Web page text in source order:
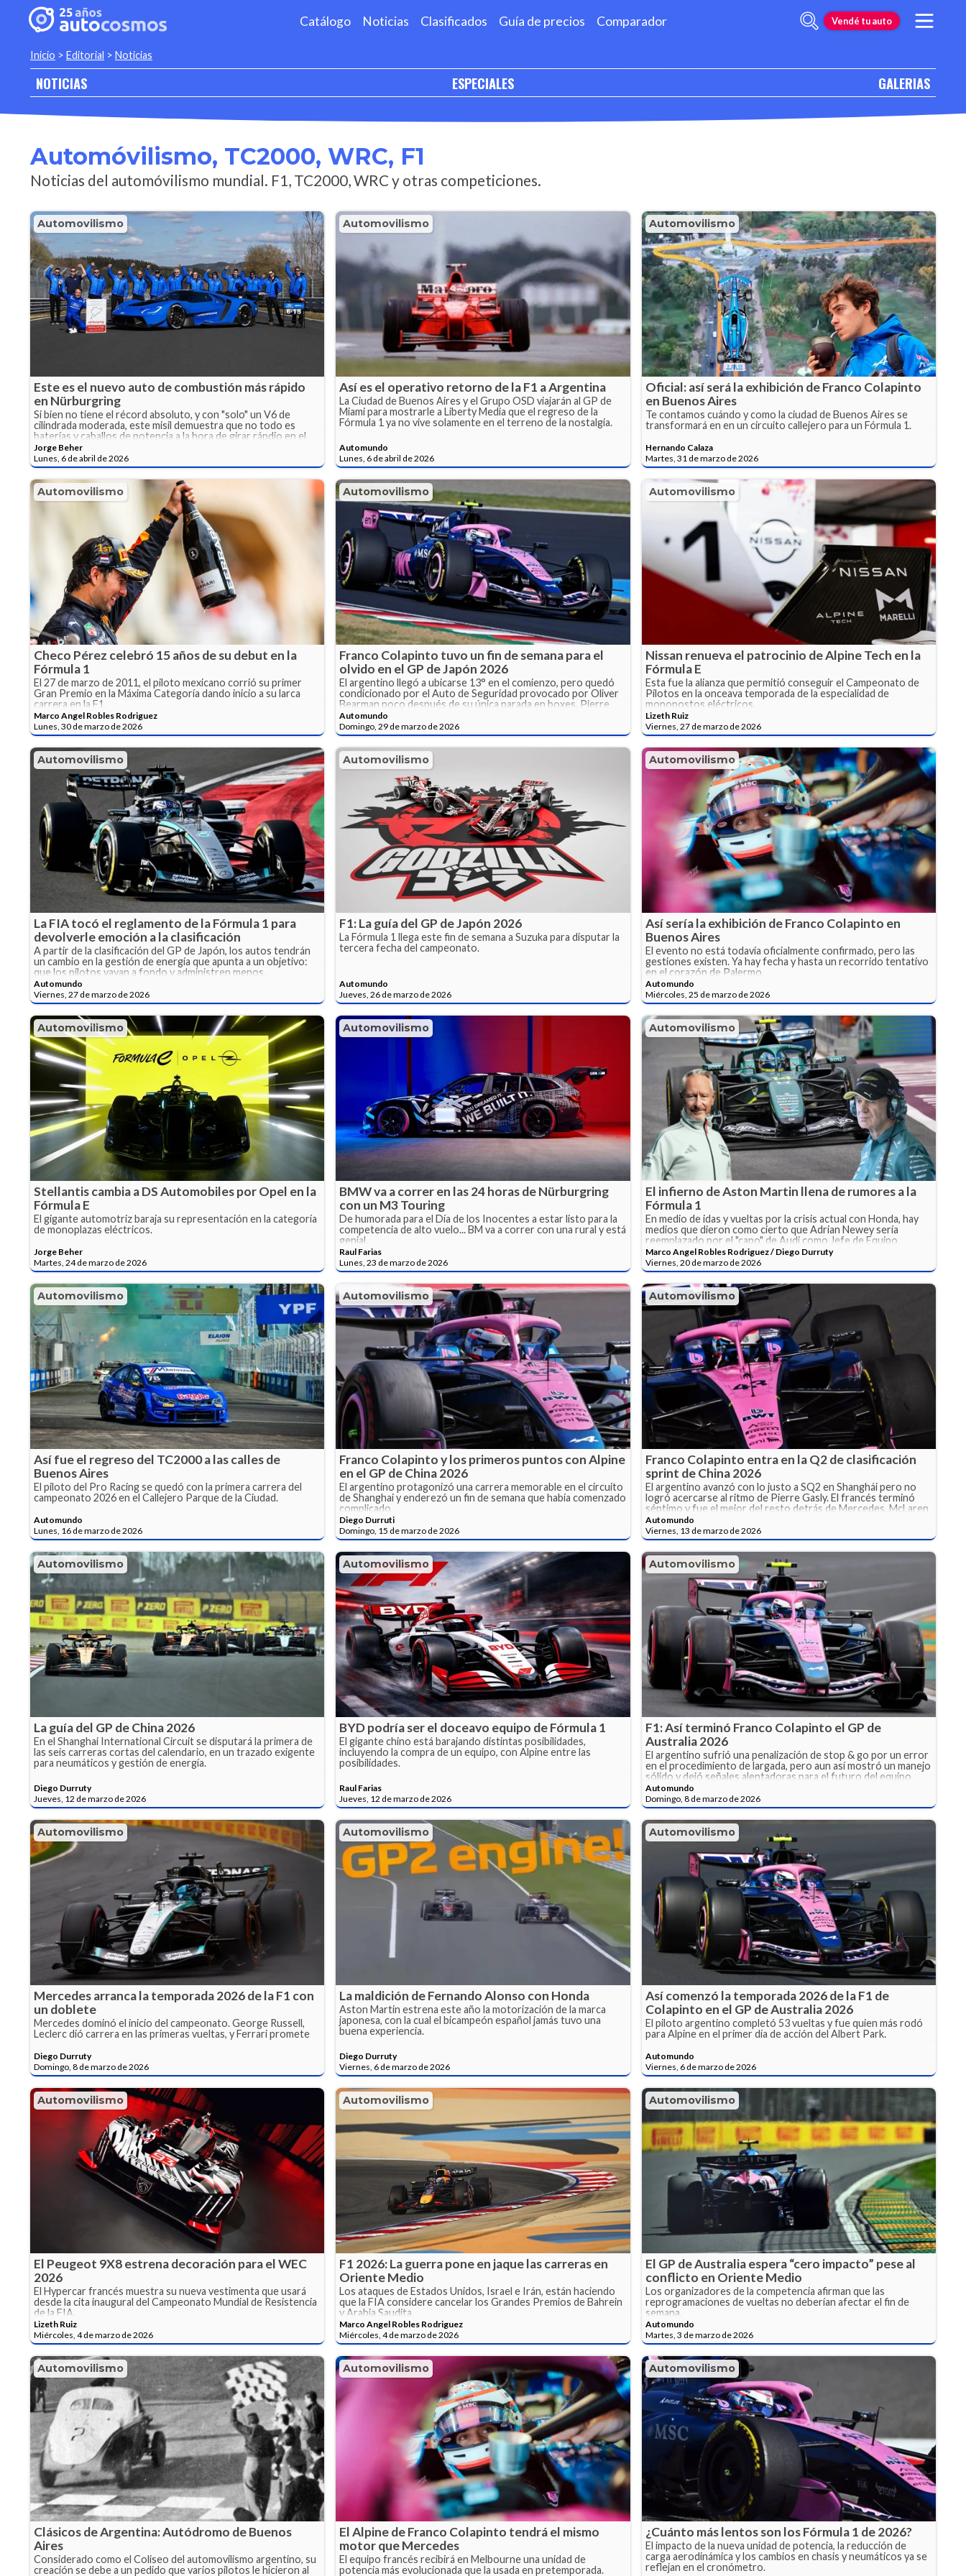
Catálogo Noticias Clasificados Guía de precios Comparador Vendé tu auto
Inicio > Editorial > Noticias
NOTICIAS ESPECIALES GALERIAS
Automóvilismo, TC2000, WRC, F1
Noticias del automóvilismo mundial. F1, TC2000, WRC y otras competiciones.
Automovilismo
Este es el nuevo auto de combustión más rápido
en Nürburgring
Si bien no tiene el récord absoluto, y con "solo" un V6 de
cilindrada moderada, este misil demuestra que no todo es
baterías y caballos de potencia a la hora de girar rápdio en el
Infierno Verde
Jorge Beher
Lunes, 6 de abril de 2026
Automovilismo
Así es el operativo retorno de la F1 a Argentina
La Ciudad de Buenos Aires y el Grupo OSD viajarán al GP de
Miami para mostrarle a Liberty Media que el regreso de la
Fórmula 1 ya no vive solamente en el terreno de la nostalgia.
Automundo
Lunes, 6 de abril de 2026
Automovilismo
Oficial: así será la exhibición de Franco Colapinto
en Buenos Aires
Te contamos cuándo y como la ciudad de Buenos Aires se
transformará en en un circuito callejero para un Fórmula 1.
Hernando Calaza
Martes, 31 de marzo de 2026
Automovilismo
Checo Pérez celebró 15 años de su debut en la
Fórmula 1
El 27 de marzo de 2011, el piloto mexicano corrió su primer
Gran Premio en la Máxima Categoría dando inicio a su larca
carrera en la F1.
Marco Angel Robles Rodriguez
Lunes, 30 de marzo de 2026
Automovilismo
Franco Colapinto tuvo un fin de semana para el
olvido en el GP de Japón 2026
El argentino llegó a ubicarse 13° en el comienzo, pero quedó
condicionado por el Auto de Seguridad provocado por Oliver
Bearman poco después de su única parada en boxes. Pierre
Gasly, su compañero de equipo, finalizó séptimo.
Automundo
Domingo, 29 de marzo de 2026
Automovilismo
Nissan renueva el patrocinio de Alpine Tech en la
Fórmula E
Esta fue la alianza que permitió conseguir el Campeonato de
Pilotos en la onceava temporada de la especialidad de
monopostos eléctricos.
Lizeth Ruiz
Viernes, 27 de marzo de 2026
Automovilismo
La FIA tocó el reglamento de la Fórmula 1 para
devolverle emoción a la clasificación
A partir de la clasificación del GP de Japón, los autos tendrán
un cambio en la gestión de energía que apunta a un objetivo:
que los pilotos vayan a fondo y administren menos.
Automundo
Viernes, 27 de marzo de 2026
Automovilismo
F1: La guía del GP de Japón 2026
La Fórmula 1 llega este fin de semana a Suzuka para disputar la
tercera fecha del campeonato.
Automundo
Jueves, 26 de marzo de 2026
Automovilismo
Así sería la exhibición de Franco Colapinto en
Buenos Aires
El evento no está todavía oficialmente confirmado, pero las
gestiones existen. Ya hay fecha y hasta un recorrido tentativo
en el corazón de Palermo.
Automundo
Miércoles, 25 de marzo de 2026
Automovilismo
Stellantis cambia a DS Automobiles por Opel en la
Fórmula E
El gigante automotriz baraja su representación en la categoría
de monoplazas eléctricos.
Jorge Beher
Martes, 24 de marzo de 2026
Automovilismo
BMW va a correr en las 24 horas de Nürburgring
con un M3 Touring
De humorada para el Día de los Inocentes a estar listo para la
competencia de alto vuelo... BM va a correr con una rural y está
genial.
Raul Farias
Lunes, 23 de marzo de 2026
Automovilismo
El infierno de Aston Martin llena de rumores a la
Fórmula 1
En medio de idas y vueltas por la crisis actual con Honda, hay
medios que dieron como cierto que Adrian Newey sería
reemplazado por el "capo" de Audi como Jefe de Equipo.
Marco Angel Robles Rodriguez / Diego Durruty
Viernes, 20 de marzo de 2026
Automovilismo
Así fue el regreso del TC2000 a las calles de
Buenos Aires
El piloto del Pro Racing se quedó con la primera carrera del
campeonato 2026 en el Callejero Parque de la Ciudad.
Automundo
Lunes, 16 de marzo de 2026
Automovilismo
Franco Colapinto y los primeros puntos con Alpine
en el GP de China 2026
El argentino protagonizó una carrera memorable en el circuito
de Shanghai y enderezó un fin de semana que había comenzado
complicado.
Diego Durruti
Domingo, 15 de marzo de 2026
Automovilismo
Franco Colapinto entra en la Q2 de clasificación
sprint de China 2026
El argentino avanzó con lo justo a SQ2 en Shanghái pero no
logró acercarse al ritmo de Pierre Gasly. El francés terminó
séptimo y fue el mejor del resto detrás de Mercedes, McLaren
y Ferrari.
Automundo
Viernes, 13 de marzo de 2026
Automovilismo
La guía del GP de China 2026
En el Shanghai International Circuit se disputará la primera de
las seis carreras cortas del calendario, en un trazado exigente
para neumáticos y gestión de energía.
Diego Durruty
Jueves, 12 de marzo de 2026
Automovilismo
BYD podría ser el doceavo equipo de Fórmula 1
El gigante chino está barajando distintas posibilidades,
incluyendo la compra de un equipo, con Alpine entre las
posibilidades.
Raul Farias
Jueves, 12 de marzo de 2026
Automovilismo
F1: Así terminó Franco Colapinto el GP de
Australia 2026
El argentino sufrió una penalización de stop & go por un error
en el procedimiento de largada, pero aun así mostró un manejo
sólido y dejó señales alentadoras para el futuro del equipo
francés.
Automundo
Domingo, 8 de marzo de 2026
Automovilismo
Mercedes arranca la temporada 2026 de la F1 con
un doblete
Mercedes dominó el inicio del campeonato. George Russell,
Leclerc dió carrera en las primeras vueltas, y Ferrari promete
Diego Durruty
Domingo, 8 de marzo de 2026
Automovilismo
La maldición de Fernando Alonso con Honda
Aston Martin estrena este año la motorización de la marca
japonesa, con la cual el bicampeón español jamás tuvo una
buena experiencia.
Diego Durruty
Viernes, 6 de marzo de 2026
Automovilismo
Así comenzó la temporada 2026 de la F1 de
Colapinto en el GP de Australia 2026
El piloto argentino completó 53 vueltas y fue quien más rodó
para Alpine en el primer día de acción del Albert Park.
Automundo
Viernes, 6 de marzo de 2026
Automovilismo
El Peugeot 9X8 estrena decoración para el WEC
2026
El Hypercar francés muestra su nueva vestimenta que usará
desde la cita inaugural del Campeonato Mundial de Resistencia
de la FIA.
Lizeth Ruiz
Miércoles, 4 de marzo de 2026
Automovilismo
F1 2026: La guerra pone en jaque las carreras en
Oriente Medio
Los ataques de Estados Unidos, Israel e Irán, están haciendo
que la FIA considere cancelar los Grandes Premios de Bahrein
y Arabia Saudita.
Marco Angel Robles Rodriguez
Miércoles, 4 de marzo de 2026
Automovilismo
El GP de Australia espera “cero impacto” pese al
conflicto en Oriente Medio
Los organizadores de la competencia afirman que las
reprogramaciones de vueltas no deberían afectar el fin de
semana.
Automundo
Martes, 3 de marzo de 2026
Automovilismo
Clásicos de Argentina: Autódromo de Buenos
Aires
Considerado como el Coliseo del automovilismo argentino, su
creación se debe a un pedido que varios pilotos le hicieron al
Automovilismo
El Alpine de Franco Colapinto tendrá el mismo
motor que Mercedes
El equipo francés recibirá en Melbourne una unidad de
potencia más evolucionada que la usada en pretemporada.
Automovilismo
¿Cuánto más lentos son los Fórmula 1 de 2026?
El impacto de la nueva unidad de potencia, la reducción de
carga aerodinámica y los cambios en chasis y neumáticos ya se
reflejan en el cronómetro.